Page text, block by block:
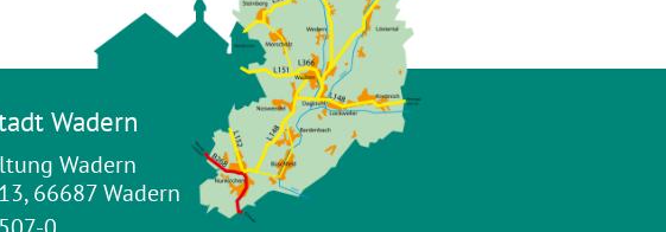
Wadern
Wadern
66687 Wadern